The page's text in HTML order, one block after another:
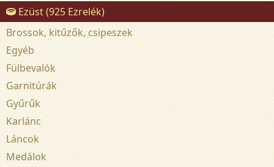
Ezüst (925 Ezrelék)
Brossok, kitűzők, csipeszek
Egyéb
Fülbevalók
Garnitúrák
Gyűrűk
Karlánc
Láncok
Medálok